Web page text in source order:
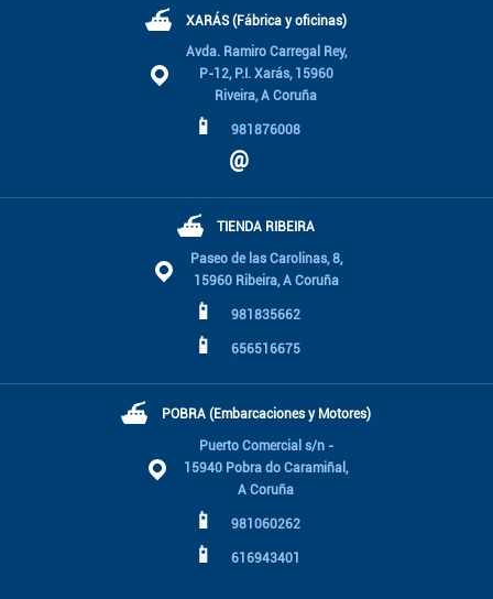
⛴ XARÁS (Fábrica y oficinas)
Avda. Ramiro Carregal Rey,
P-12, P.I. Xarás, 15960
Riveira, A Coruña
📱 981876008
@
⛴ TIENDA RIBEIRA
Paseo de las Carolinas, 8,
15960 Ribeira, A Coruña
📱 981835662
📱 656516675
⛴ POBRA (Embarcaciones y Motores)
Puerto Comercial s/n -
15940 Pobra do Caramiñal,
A Coruña
📱 981060262
📱 616943401